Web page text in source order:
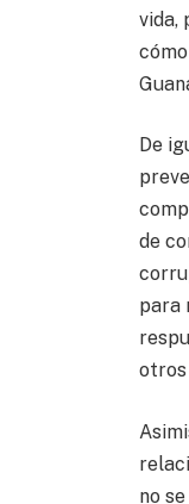
vida,
De
de
para
otros
no